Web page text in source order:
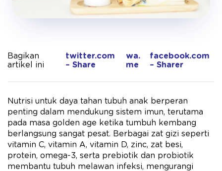
Bagikan
artikel ini
twitter.com
– Share
wa.
me
facebook.com
– Sharer
Nutrisi untuk daya tahan tubuh anak berperan
penting dalam mendukung sistem imun, terutama
pada masa golden age ketika tumbuh kembang
berlangsung sangat pesat. Berbagai zat gizi seperti
vitamin C, vitamin A, vitamin D, zinc, zat besi,
protein, omega-3, serta prebiotik dan probiotik
membantu tubuh melawan infeksi, mengurangi